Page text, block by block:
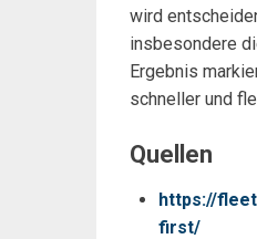
wird
insbesondere
Ergebnis
schneller und
Quellen
https://
first/